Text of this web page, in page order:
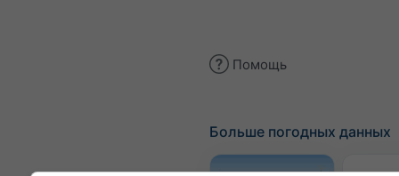
Помощь
Больше погодных данных